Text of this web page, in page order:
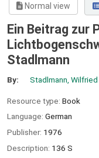
Normal view
Ein Beitrag zur
Stadlmann
By: Stadlmann, Wilfried
Resource type: Book
Language: German
Publisher: 1976
Description: 136 S